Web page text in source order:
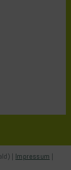
| Impressum |